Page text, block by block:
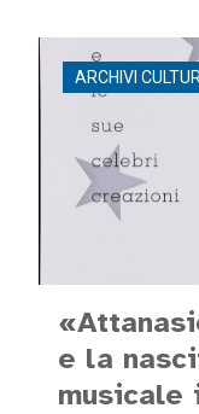
ARCHIVI
e la
musicale